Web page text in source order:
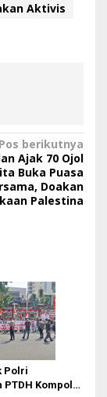
Aktivis
Pos berikutnya
Ajak 70 Ojol
Buka Puasa
Doakan
Palestina
Polri
Kompol